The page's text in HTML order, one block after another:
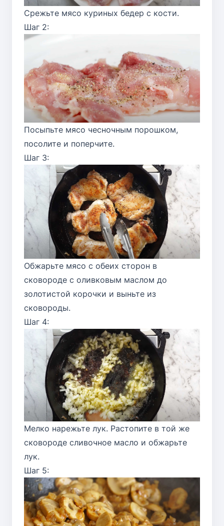
Срежьте мясо куриных бедер с кости.
Шаг 2:
Посыпьте мясо чесночным порошком,
посолите и поперчите.
Шаг 3:
Обжарьте мясо с обеих сторон в
сковороде с оливковым маслом до
золотистой корочки и выньте из
сковороды.
Шаг 4:
Мелко нарежьте лук. Растопите в той же
сковороде сливочное масло и обжарьте
лук.
Шаг 5: